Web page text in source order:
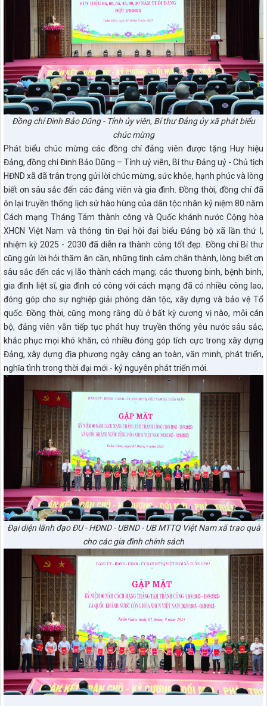
Đồng chí Đinh Bảo Dũng - Tỉnh ủy viên, Bí thư Đảng ủy xã phát biểu
chúc mừng
Phát biểu chúc mừng các đồng chí đảng viên được tặng Huy hiệu
Đảng, đồng chí Đinh Bảo Dũng – Tỉnh uỷ viên, Bí thư Đảng uỷ - Chủ tịch
HĐND xã đã trân trọng gửi lời chúc mừng, sức khỏe, hạnh phúc và lòng
biết ơn sâu sắc đến các đảng viên và gia đình. Đồng thời, đồng chí đã
ôn lại truyền thống lịch sử hào hùng của dân tộc nhân kỷ niệm 80 năm
Cách mạng Tháng Tám thành công và Quốc khánh nước Cộng hòa
XHCN Việt Nam và thông tin Đại hội đại biểu Đảng bộ xã lần thứ I,
nhiệm kỳ 2025 - 2030 đã diễn ra thành công tốt đẹp. Đồng chí Bí thư
cũng gửi lời hỏi thăm ân cần, những tình cảm chân thành, lòng biết ơn
sâu sắc đến các vị lão thành cách mạng; các thương binh, bệnh binh,
gia đình liệt sĩ, gia đình có công với cách mạng đã có nhiều công lao,
đóng góp cho sự nghiệp giải phóng dân tộc, xây dựng và bảo vệ Tổ
quốc. Đồng thời, cũng mong rằng dù ở bất kỳ cương vị nào, mỗi cán
bộ, đảng viên vẫn tiếp tục phát huy truyền thống yêu nước sâu sắc,
khắc phục mọi khó khăn, có nhiều đóng góp tích cực trong xây dựng
Đảng, xây dựng địa phương ngày càng an toàn, văn minh, phát triển,
nghĩa tình trong thời đại mới - kỷ nguyên phát triển mới.
Đại diện lãnh đạo ĐU - HĐND - UBND - UB MTTQ Việt Nam xã trao quà
cho các gia đình chính sách